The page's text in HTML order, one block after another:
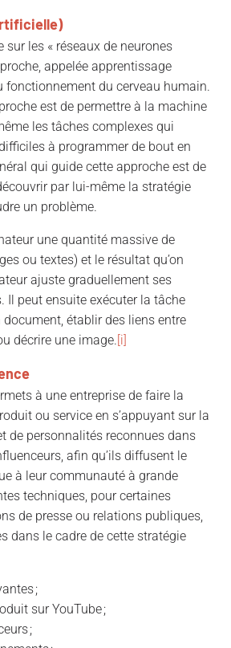
sur les « réseaux de neurones
appelée apprentissage
fonctionnement du cerveau humain.
est de permettre à la machine
les tâches complexes qui
à programmer de bout en
qui guide cette approche est de
par lui-même la stratégie
un problème.
une quantité massive de
ou textes) et le résultat qu’on
ajuste graduellement ses
Il peut ensuite exécuter la tâche
établir des liens entre
décrire une image. [i]
à une entreprise de faire la
ou service en s’appuyant sur la
de personnalités reconnues dans
afin qu’ils diffusent le
à leur communauté à grande
techniques, pour certaines
de presse ou relations publiques,
dans le cadre de cette stratégie
;
sur YouTube ;
;